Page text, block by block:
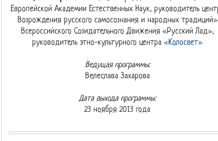
Европейской Академии Естественных Наук, руководитель
Возрождения русского самосознания и народных традиций»
Всероссийского Созидательного Движения «Русский Лад»,
руководитель этно-культурного центра «Колосвет»
Ведущая программы:
Велеслава Захарова
Дата выхода программы:
23 ноября 2013 года